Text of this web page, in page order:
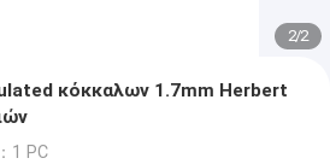
2/2
κόκκαλων 1.7mm Herbert
1 PC